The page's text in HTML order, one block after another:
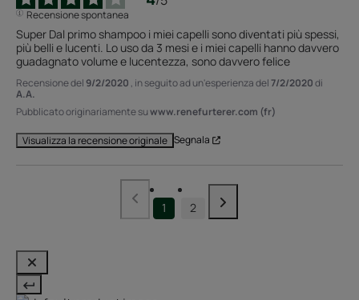
Recensione spontanea
Super Dal primo shampoo i miei capelli sono diventati più spessi,
più belli e lucenti. Lo uso da 3 mesi e i miei capelli hanno davvero
guadagnato volume e lucentezza, sono davvero felice
Recensione del 9/2/2020 , in seguito ad un'esperienza del7/2/2020di
A.A.
Pubblicato originariamente suwww.renefurterer.com (fr)
Visualizza la recensione originale Segnala
1 2